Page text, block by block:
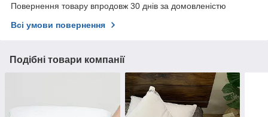
Повернення товару впродовж 30 днів за домовленістю
Всі умови повернення
Подібні товари компанії